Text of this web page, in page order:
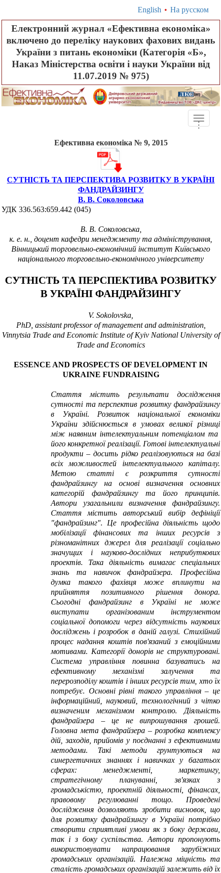
English • На русском
Електронний журнал «Ефективна економіка»
включено до переліку наукових фахових видань
України з питань економіки (Категорія «Б»,
Наказ Міністерства освіти і науки України від
11.07.2019 № 975)
Toggle
...
Ефективна економіка № 9, 2015
СУТНІСТЬ ТА ПЕРСПЕКТИВА РОЗВИТКУ В УКРАЇНІ
ФАНДРАЙЗИНГУ
В. В. Соколовська
УДК 336.563:659.442 (045)
В. В. Соколовська,
к. е. н., доцент кафедри менеджменту та адміністрування,
Вінницький торговельно-економічний інститут Київського
національного торговельно-економічного університету
СУТНІСТЬ ТА ПЕРСПЕКТИВА РОЗВИТКУ
В УКРАЇНІ ФАНДРАЙЗИНГУ
V. Sokolovska,
PhD, assistant professor of management and administration,
Vinnytsia Trade and Economic Institute of Kyiv National University of
Trade and Economics
ESSENCE AND PROSPECTS OF DEVELOPMENT IN
UKRAINE FUNDRAISING
Стаття містить результати дослідження
сутності та перспектив розвитку фандрайзингу
в Україні. Розвиток національної економіки
України здійснюється в умовах великої різниці
між наявним інтелектуальним потенціалом та
його конкретної реалізації. Готові інтелектуальні
продукти – досить рідко реалізовуються на базі
всіх можливостей інтелектуального капіталу.
Метою статті є розкриття сутності
фандрайзингу на основі визначення основних
категорій фандрайзингу та його принципів.
Автори узагальнили визначення фандрайзингу.
Стаття містить авторський вибір дефініції
"фандрайзинг". Це професійна діяльність щодо
мобілізації фінансових та інших ресурсів з
різноманітних джерел для реалізації соціально
значущих і науково-дослідних неприбуткових
проектів. Така діяльність вимагає спеціальних
знань та навичок фандрайзера. Професійна
думка такого фахівця може вплинути на
прийняття позитивного рішення донора.
Сьогодні фандрайзинг в Україні не може
виступати організованим інструментом
соціальної допомоги через відсутність наукових
досліджень і розробок в даній галузі. Стихійний
процес надання коштів пов'язаний з емоційними
мотивами. Категорії донорів не структуровані.
Система управління повинна базуватись на
ефективному механізмі залучення та
перерозподілу коштів і інших ресурсів тим, хто їх
потребує. Основні рівні такого управління – це
інформаційний, науковий, технологічний з чітко
визначеним механізмом контролю. Діяльність
фандрайзера – це не випрошування грошей.
Головна мета фандрайзера – розробка комплексу
дій, заходів, прийомів у поєднанні з ефективними
методами. Такі методи грунтуються на
синергетичних знаннях і навичках у багатьох
сферах: менеджменті, маркетингу,
стратегічному плануванні, зв'язках з
громадськістю, проектній діяльності, фінансах,
правовому регулюванні тощо. Проведені
дослідження дозволяють зробити висновок, що
для розвитку фандрайзингу в Україні потрібно
створити сприятливі умови як з боку держави,
так і з боку суспільства. Автори пропонують
використовувати напрацювання зарубіжних
громадських організацій. Належна міцність та
сталість громадських організацій залежить від їх